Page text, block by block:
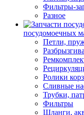
Фильтры-
Разное
посудомоечных
Петли,
Ролики
Сливные
Трубки,
Фильтры
Шланги,